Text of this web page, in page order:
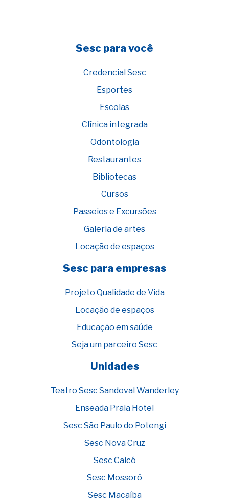
Sesc para você
Credencial Sesc
Esportes
Escolas
Clínica integrada
Odontologia
Restaurantes
Bibliotecas
Cursos
Passeios e Excursões
Galeria de artes
Locação de espaços
Sesc para empresas
Projeto Qualidade de Vida
Locação de espaços
Educação em saúde
Seja um parceiro Sesc
Unidades
Teatro Sesc Sandoval Wanderley
Enseada Praia Hotel
Sesc São Paulo do Potengi
Sesc Nova Cruz
Sesc Caicó
Sesc Mossoró
Sesc Macaíba